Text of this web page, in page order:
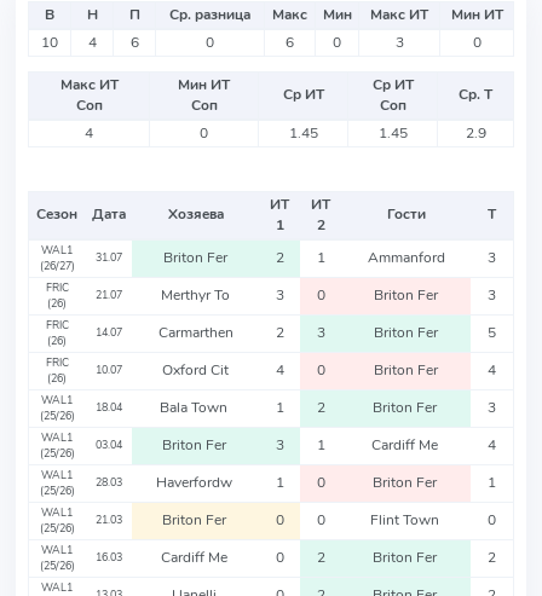
В Н П Ср. разница Макс Мин Макс ИТ
Мин ИТ
10
4 6 0 6 0 3 0
Макс ИТ
Соп
Мин ИТ
Соп
Ср ИТ
Ср ИТ
Соп
Ср. Т
4
0 1.45 1.45 2.9
Сезон Дата Хозяева
ИТ
1
ИТ
2
Гости Т
WAL1
(26/27)
31.07 Briton Fer 2 1 Ammanford 3
FRIC
(26)
21.07 Merthyr To 3 0 Briton Fer 3
FRIC
(26)
14.07 Carmarthen 2 3 Briton Fer 5
FRIC
(26)
10.07 Oxford Cit 4 0 Briton Fer 4
WAL1
(25/26)
18.04 Bala Town 1 2 Briton Fer 3
WAL1
(25/26)
03.04 Briton Fer 3 1 Cardiff Me 4
WAL1
(25/26)
28.03 Haverfordw 1 0 Briton Fer 1
WAL1
(25/26)
21.03 Briton Fer 0 0 Flint Town 0
WAL1
(25/26)
16.03 Cardiff Me 0 2 Briton Fer 2
WAL1